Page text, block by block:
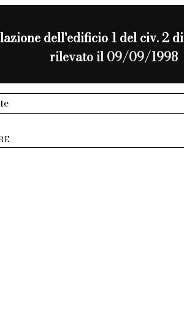
dell'edificio 1 del civ. 2 di
rilevato il 09/09/1998